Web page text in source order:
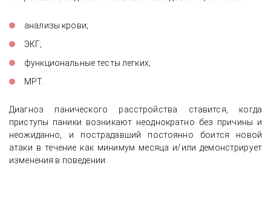
анализы крови;
ЭКГ;
функциональные тесты легких;
МРТ.
Диагноз панического расстройства ставится, когда
приступы паники возникают неоднократно без причины и
неожиданно, и пострадавший постоянно боится новой
атаки в течение как минимум месяца и/или демонстрирует
изменения в поведении.